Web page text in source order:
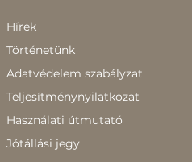
Hírek
Történetünk
Adatvédelem szabályzat
Teljesítménynyilatkozat
Használati útmutató
Jótállási jegy